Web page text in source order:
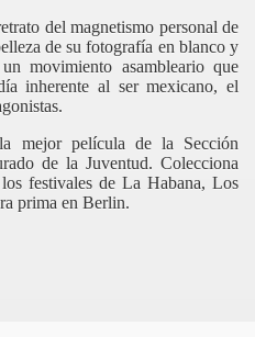
del magnetismo personal de
de su fotografía en blanco y
movimiento asambleario que
inherente al ser mexicano, el
mejor película de la Sección
de la Juventud. Colecciona
festivales de La Habana, Los
prima en Berlin.